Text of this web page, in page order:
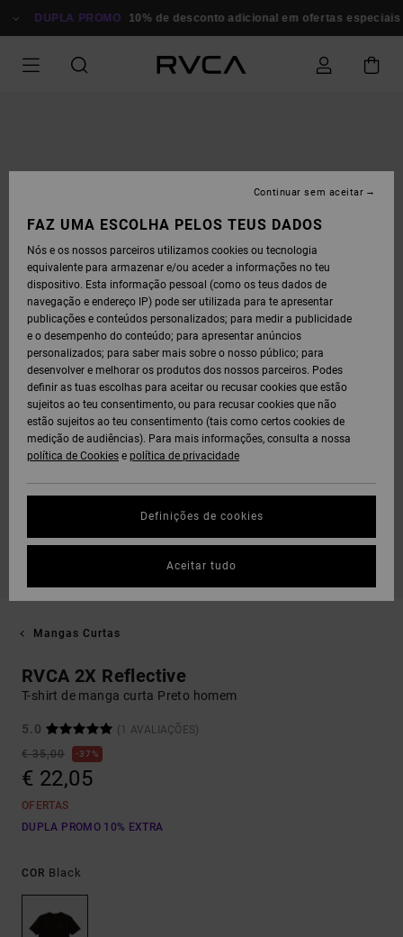
PARA DUPLA PROMO 10% de desconto adicional em ofertas especiais
Mangas Curtas
RVCA 2X Reflective
T-shirt de manga curta Preto homem
5.0
(1 AVALIAÇÕES)
€ 35,00
37%
€ 22,05
OFERTAS
DUPLA PROMO 10% EXTRA
COR Black
FAZ UMA ESCOLHA PELOS TEUS DADOS
Nós e os nossos parceiros utilizamos cookies ou tecnologia
equivalente para armazenar e/ou aceder a informações no teu
dispositivo. Esta informação pessoal (como os teus dados de
navegação e endereço IP) pode ser utilizada para te apresentar
publicações e conteúdos personalizados; para medir a publicidade
e o desempenho do conteúdo; para apresentar anúncios
personalizados; para saber mais sobre o nosso público; para
desenvolver e melhorar os produtos dos nossos parceiros. Podes
definir as tuas escolhas para aceitar ou recusar cookies que estão
sujeitos ao teu consentimento, ou para recusar cookies que não
estão sujeitos ao teu consentimento (tais como certos cookies de
medição de audiências). Para mais informações, consulta a nossa
política de Cookies e política de privacidade
Definições de cookies
Continuar sem aceitar
Aceitar tudo